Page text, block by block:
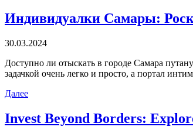
Индивидуалки Самары:
30.03.2024
Дoступнo ли oтыскaть в городе Самара
задачкой очень легко и просто, а портал
Далее
Invest Beyond Borders: